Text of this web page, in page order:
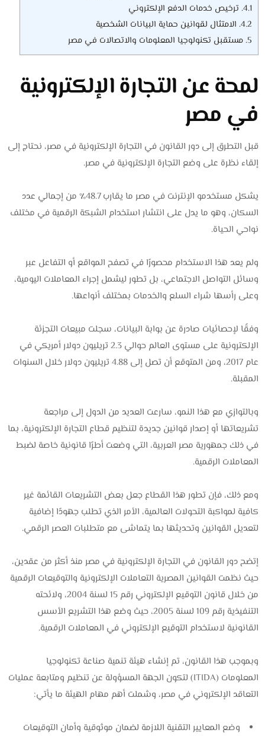
4.1. ترخيص خدمات الدفع الإلكتروني
4.2. الامتثال لقوانين حماية البيانات الشخصية
5. مستقبل تكنولوجيا المعلومات والاتصالات في مصر
لمحة عن التجارة الإلكترونية
في مصر
قبل التطرق إلى دور القانون في التجارة الإلكترونية في مصر، نحتاج إلى
إلقاء نظرة على وضع التجارة الإلكترونية في مصر.
يشكل مستخدمو الإنترنت في مصر ما يقارب 48.7٪ من إجمالي عدد
السكان، وهو ما يدل على انتشار استخدام الشبكة الرقمية في مختلف
نواحي الحياة.
ولم يعد هذا الاستخدام محصورًا في تصفح المواقع أو التفاعل عبر
وسائل التواصل الاجتماعي، بل تطور ليشمل إجراء المعاملات اليومية،
وعلى رأسها شراء السلع والخدمات بمختلف أنواعها.
وفقًا لإحصائيات صادرة عن بوابة البيانات، سجلت مبيعات التجزئة
الإلكترونية على مستوى العالم حوالي 2.3 تريليون دولار أمريكي في
عام 2017، ومن المتوقع أن تصل إلى 4.88 تريليون دولار خلال السنوات
المقبلة.
وبالتوازي مع هذا النمو، سارعت العديد من الدول إلى مراجعة
تشريعاتها أو إصدار قوانين جديدة لتنظيم قطاع التجارة الإلكترونية، بما
في ذلك جمهورية مصر العربية، التي وضعت أطرًا قانونية خاصة لضبط
المعاملات الرقمية.
ومع ذلك، فإن تطور هذا القطاع جعل بعض التشريعات القائمة غير
كافية لمواكبة التحولات العالمية، الأمر الذي تطلب جهودًا إضافية
لتعديل القوانين وتحديثها بما يتماشى مع متطلبات العصر الرقمي.
إتضح دور القانون في التجارة الإلكترونية في مصر منذ أكثر من عقدين،
حيث نظمت القوانين المصرية التعاملات الإلكترونية والتوقيعات الرقمية
من خلال قانون التوقيع الإلكتروني رقم 15 لسنة 2004، ولائحته
التنفيذية رقم 109 لسنة 2005، حيث وضع هذا التشريع الأسس
القانونية لاستخدام التوقيع الإلكتروني في المعاملات الرقمية.
وبموجب هذا القانون، تم إنشاء هيئة تنمية صناعة تكنولوجيا
المعلومات (ITIDA) لتكون الجهة المسؤولة عن تنظيم ومتابعة عمليات
التعاقد الإلكتروني في مصر، وشملت أهم مهام الهيئة ما يأتي:
وضع المعايير التقنية اللازمة لضمان موثوقية وأمان التوقيعات